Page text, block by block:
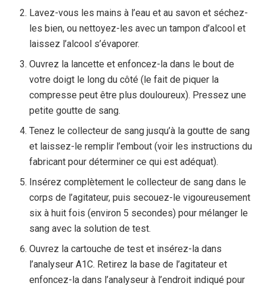
Lavez-vous les mains à l’eau et au savon et séchez-
les bien, ou nettoyez-les avec un tampon d’alcool et
laissez l’alcool s’évaporer.
Ouvrez la lancette et enfoncez-la dans le bout de
votre doigt le long du côté (le fait de piquer la
compresse peut être plus douloureux). Pressez une
petite goutte de sang.
Tenez le collecteur de sang jusqu’à la goutte de sang
et laissez-le remplir l’embout (voir les instructions du
fabricant pour déterminer ce qui est adéquat).
Insérez complètement le collecteur de sang dans le
corps de l’agitateur, puis secouez-le vigoureusement
six à huit fois (environ 5 secondes) pour mélanger le
sang avec la solution de test.
Ouvrez la cartouche de test et insérez-la dans
l’analyseur A1C. Retirez la base de l’agitateur et
enfoncez-la dans l’analyseur à l’endroit indiqué pour